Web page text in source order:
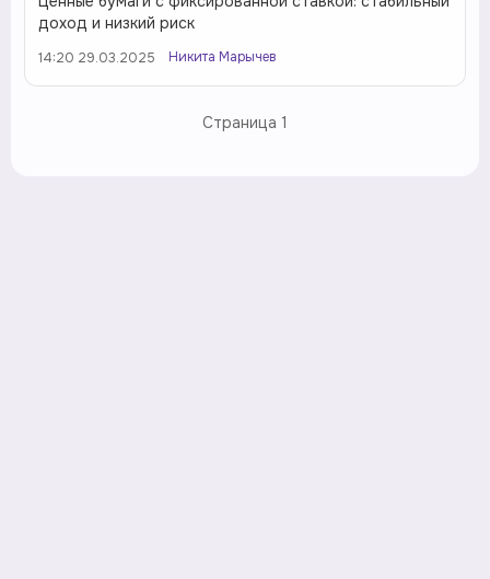
доход и низкий риск
14:20 29.03.2025 Никита Марычев
Страница 1